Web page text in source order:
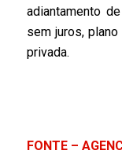
adiantamento
sem juros,
privada.
FONTE –